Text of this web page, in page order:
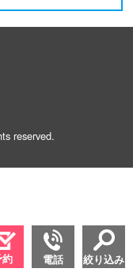
約 電話 絞り込み
reserved.